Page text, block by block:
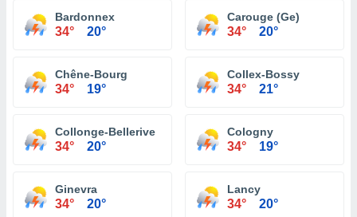
Bardonnex
34° 20°
Carouge (Ge)
34° 20°
Chêne-Bourg
34° 19°
Collex-Bossy
34° 21°
Collonge-Bellerive
34° 20°
Cologny
34° 19°
Ginevra
34° 20°
Lancy
34° 20°